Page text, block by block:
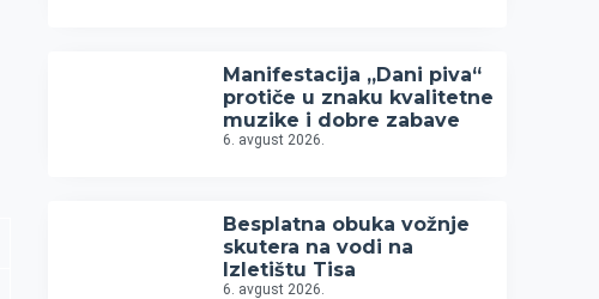
Manifestacija „Dani piva“
protiče u znaku kvalitetne
muzike i dobre zabave
6. avgust 2026.
Besplatna obuka vožnje
skutera na vodi na
Izletištu Tisa
6. avgust 2026.